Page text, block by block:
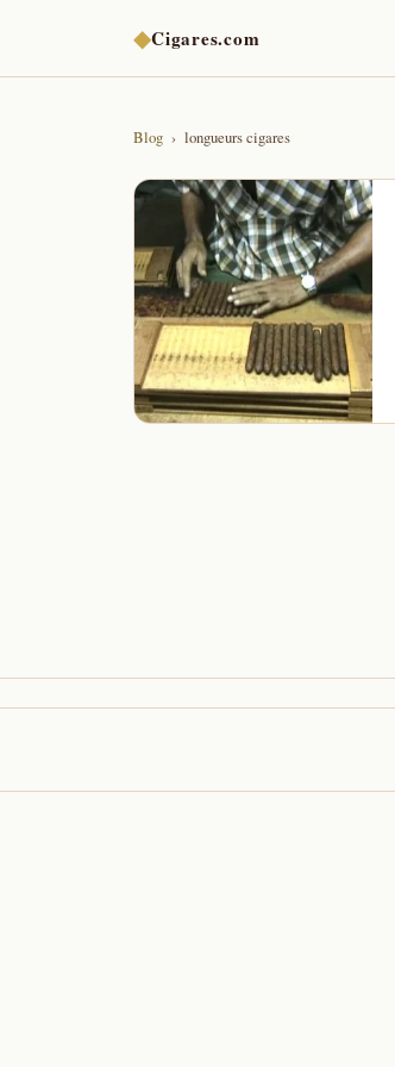
◆Cigares.com
Blog longueurs cigares